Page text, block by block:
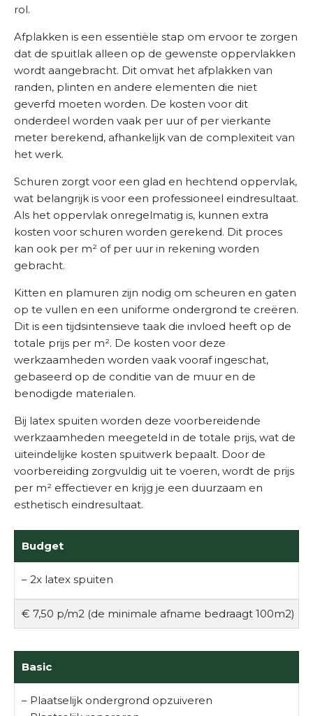
rol.
Afplakken is een essentiële stap om ervoor te zorgen
dat de spuitlak alleen op de gewenste oppervlakken
wordt aangebracht. Dit omvat het afplakken van
randen, plinten en andere elementen die niet
geverfd moeten worden. De kosten voor dit
onderdeel worden vaak per uur of per vierkante
meter berekend, afhankelijk van de complexiteit van
het werk.
Schuren zorgt voor een glad en hechtend oppervlak,
wat belangrijk is voor een professioneel eindresultaat.
Als het oppervlak onregelmatig is, kunnen extra
kosten voor schuren worden gerekend. Dit proces
kan ook per m² of per uur in rekening worden
gebracht.
Kitten en plamuren zijn nodig om scheuren en gaten
op te vullen en een uniforme ondergrond te creëren.
Dit is een tijdsintensieve taak die invloed heeft op de
totale prijs per m². De kosten voor deze
werkzaamheden worden vaak vooraf ingeschat,
gebaseerd op de conditie van de muur en de
benodigde materialen.
Bij latex spuiten worden deze voorbereidende
werkzaamheden meegeteld in de totale prijs, wat de
uiteindelijke kosten spuitwerk bepaalt. Door de
voorbereiding zorgvuldig uit te voeren, wordt de prijs
per m² effectiever en krijg je een duurzaam en
esthetisch eindresultaat.
Budget
– 2x latex spuiten
€ 7,50 p/m2 (de minimale afname bedraagt 100m2)
Basic
– Plaatselijk ondergrond opzuiveren